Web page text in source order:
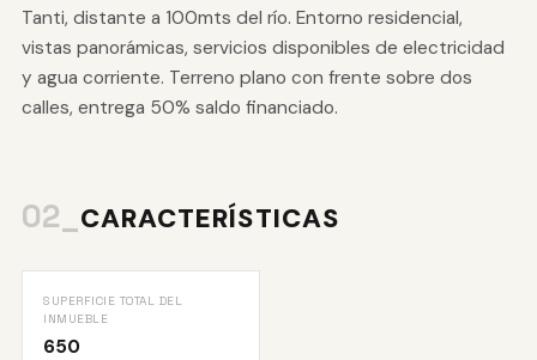
Tanti, distante a 100mts del río. Entorno residencial,
vistas panorámicas, servicios disponibles de electricidad
y agua corriente. Terreno plano con frente sobre dos
calles, entrega 50% saldo financiado.
02_ CARACTERÍSTICAS
SUPERFICIE TOTAL DEL
INMUEBLE
650